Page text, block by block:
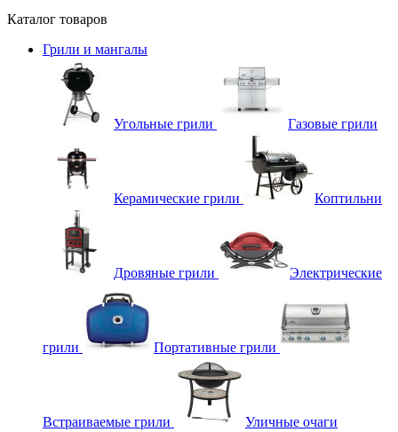
Каталог товаров
Грили и мангалы
Угольные грили Газовые грили
Керамические грили Коптильни
Дровяные грили Электрические
грили Портативные грили
Встраиваемые грили
Уличные очаги